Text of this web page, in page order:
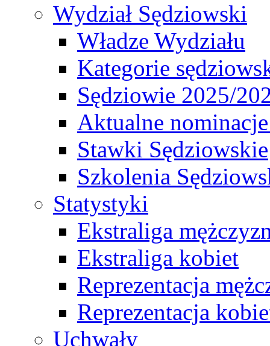
Wydział Sędziowski
Władze Wydziału
Kategorie
Sędziowie 2025/
Aktualne
Stawki Sędziowskie
Szkolenia
Statystyki
Ekstraliga
Ekstraliga kobiet
Reprezentacja
Reprezentacja
Uchwały